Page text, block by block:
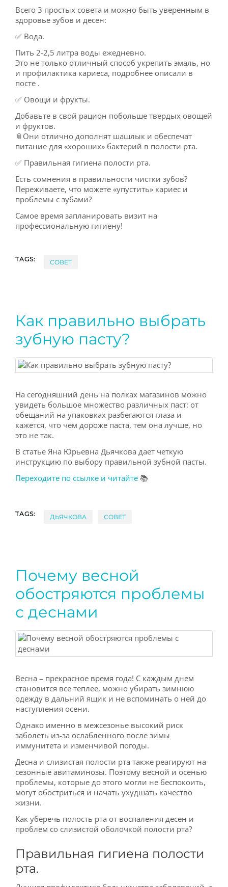
Всего 3 простых совета и можно быть уверенным в
здоровье зубов и десен:
✅️ Вода.
Пить 2-2,5 литра воды ежедневно.
Это не только отличный способ укрепить эмаль, но
и профилактика кариеса, подробнее описали в
посте .
✅️ Овощи и фрукты.
Добавьте в свой рацион побольше твердых овощей
и фруктов.
📎Они отлично дополнят шашлык и обеспечат
питание для «хороших» бактерий в полости рта.
✅️ Правильная гигиена полости рта.
Есть сомнения в правильности чистки зубов?
Переживаете, что можете «упустить» кариес и
проблемы с зубами?
Самое время запланировать визит на
профессиональную гигиену!
TAGS: СОВЕТ
Как правильно выбрать
зубную пасту?
На сегодняшний день на полках магазинов можно
увидеть большое множество различных паст: от
обещаний на упаковках разбегаются глаза и
кажется, что чем дороже паста, тем она лучше, но
это не так.
В статье Яна Юрьевна Дьячкова дает четкую
инструкцию по выбору правильной зубной пасты.
Переходите по ссылке и читайте 📚
TAGS: ДЬЯЧКОВА СОВЕТ
Почему весной
обостряются проблемы
с деснами
Весна – прекрасное время года! С каждым днем
становится все теплее, можно убирать зимнюю
одежду в дальний ящик и не вспоминать о ней до
наступления осени.
Однако именно в межсезонье высокий риск
заболеть из-за ослабленного после зимы
иммунитета и изменчивой погоды.
Десна и слизистая полости рта также реагируют на
сезонные авитаминозы. Поэтому весной и осенью
проблемы, которые до этого могли не беспокоить,
могут обостриться и начать ухудшать качество
жизни.
Как уберечь полость рта от воспаления десен и
проблем со слизистой оболочкой полости рта?
Правильная гигиена полости
рта.